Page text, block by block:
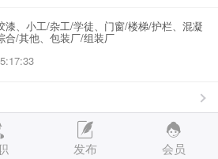
、小工/杂工/学徒、门窗/楼梯/护栏、混凝
合/其他、包装厂/组装厂
公里轨站附近
发布 会员